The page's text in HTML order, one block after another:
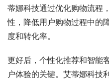
蒂娜科技通过优化购物流程
性，降低用户购物过程中的
度和转化率。
更好后，个性化推荐和智能
户体验的关键。艾蒂娜科技